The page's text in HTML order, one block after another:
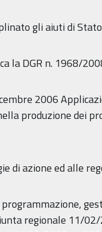
gli aiuti di
la DGR n. 1968/
2006
produzione dei
azione ed alle
regionale 11/